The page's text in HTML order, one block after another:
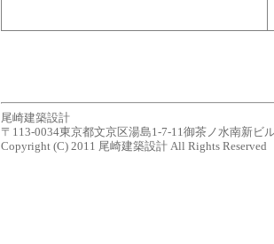
尾崎建築設計
〒113-0034東京都文京区湯島1-7-11御茶ノ水南新ビ
Copyright (C) 2011 尾崎建築設計 All Rights Reserved